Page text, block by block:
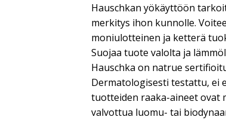
Hauschkan yökäyttöön
merkitys ihon kunnolle.
moniulotteinen ja ketterä
Suojaa tuote valolta ja
Hauschka on natrue
Dermatologisesti testattu, ei
tuotteiden raaka-aineet ovat
valvottua luomu- tai